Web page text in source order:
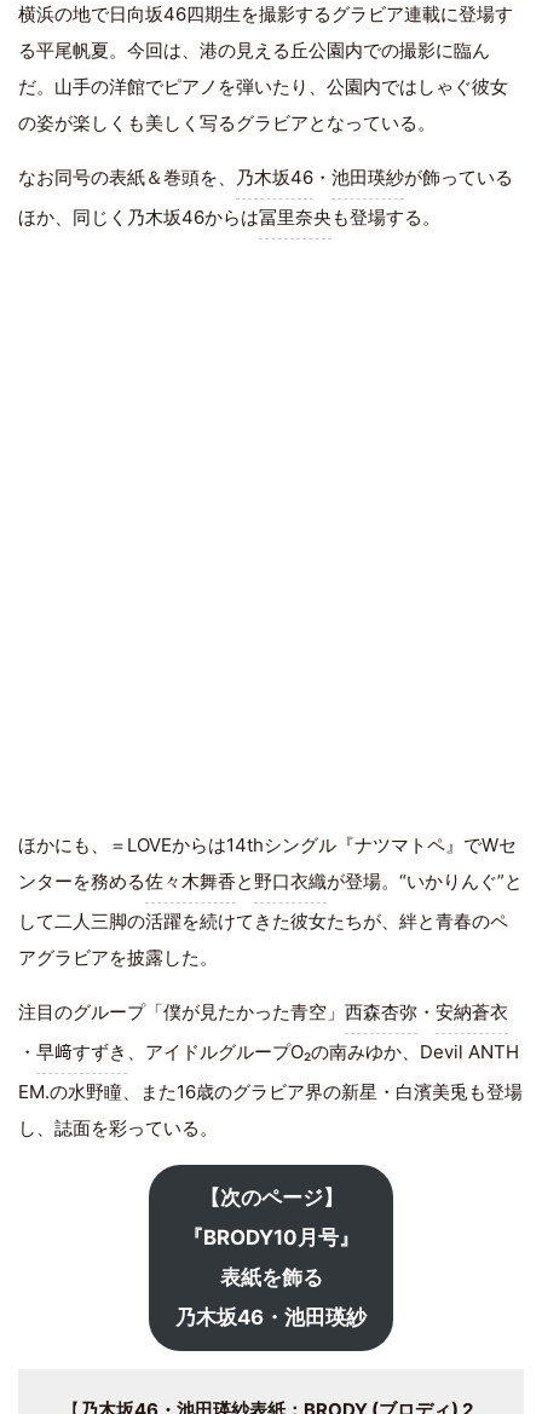
横浜の地で日向坂46四期生を撮影するグラビア連載に登場す
る平尾帆夏。今回は、港の見える丘公園内での撮影に臨ん
だ。山手の洋館でピアノを弾いたり、公園内ではしゃぐ彼女
の姿が楽しくも美しく写るグラビアとなっている。
なお同号の表紙＆巻頭を、 乃木坂46 ・ 池田瑛紗が飾っている
ほか、同じく乃木坂46からは冨里奈央も登場する。
ほかにも、＝LOVEからは14thシングル『ナツマトペ』でWセ
ンターを務める佐々木舞香と 野口衣織が登場。“いかりんぐ”と
して二人三脚の活躍を続けてきた彼女たちが、絆と青春のペ
アグラビアを披露した。
注目のグループ「僕が見たかった青空」 西森杏弥 ・ 安納蒼衣
・ 早﨑すずき
、アイドルグループO₂の南みゆか、Devil ANTH
EM.の水野瞳、また16歳のグラビア界の新星・白濱美兎も登場
し、誌面を彩っている。
【次のページ】
『BRODY10月号』
表紙を飾る
乃木坂46・池田瑛紗